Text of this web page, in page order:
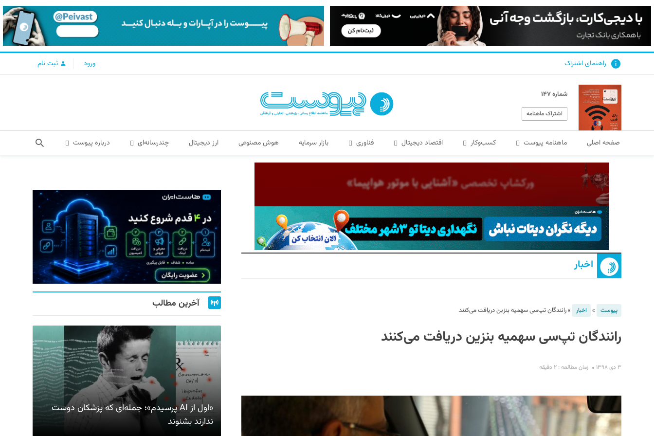
راهنمای اشتراک ورود ثبت نام
شماره ۱۴۷
اشتراک ماهنامه
صفحه اصلی ماهنامه پیوست کسب‌و‌کار اقتصاد دیجیتال فناوری بازار سرمایه هوش مصنوعی ارز دیجیتال چندرسانه‌ای درباره پیوست
اخبار
پیوست » اخبار »رانندگان تپ‌سی سهمیه بنزین دریافت می‌کنند
رانندگان تپ‌سی سهمیه بنزین دریافت می‌کنند
۳ دی ۱۳۹۸ زمان مطالعه : ۲ دقیقه
آخرین مطالب
«اول از AI پرسیدم»؛ جمله‌ای که پزشکان دوست
ندارند بشنوند